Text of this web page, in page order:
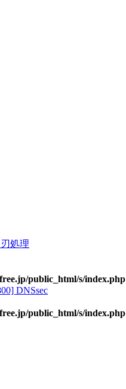
処理
public_html/s/index.php
DNSsec
public_html/s/index.php